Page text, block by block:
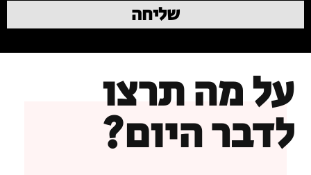
שליחה
על מה תרצו
לדבר היום?